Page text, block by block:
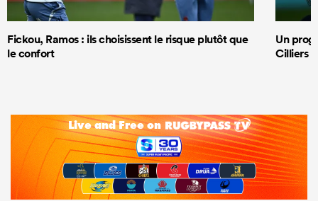
Fickou, Ramos : ils choisissent le risque plutôt que
le confort
Un
Cilliers